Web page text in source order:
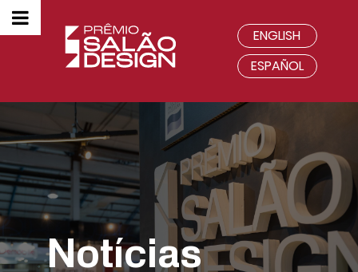
ENGLISH
ESPAÑOL
Notícias